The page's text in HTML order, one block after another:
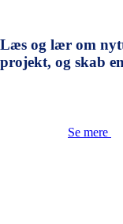
Læs og lær om
projekt, og skab
Se mere